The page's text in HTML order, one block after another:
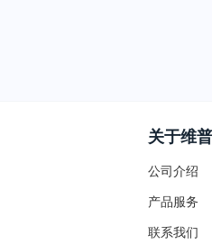
关于维普
公司介绍
产品服务
联系我们